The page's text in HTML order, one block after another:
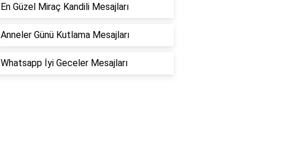
En Güzel Miraç Kandili Mesajları
Anneler Günü Kutlama Mesajları
Whatsapp İyi Geceler Mesajları